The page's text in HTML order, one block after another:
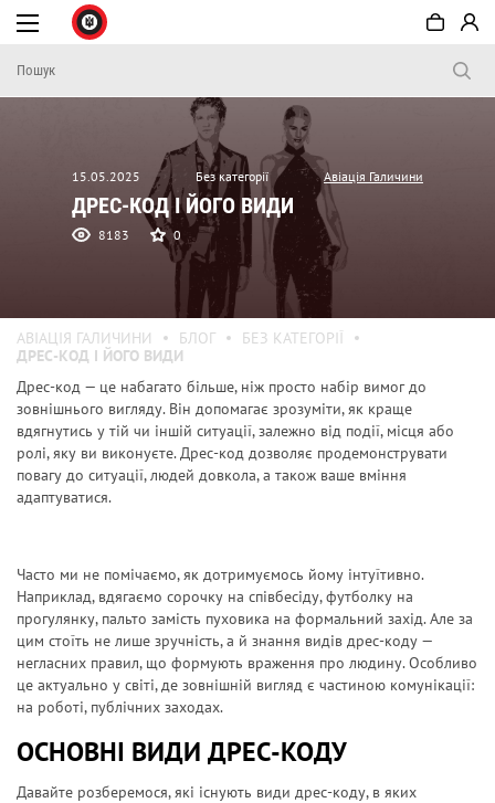
15.05.2025 Без категорії Авіація Галичини
ДРЕС-КОД І ЙОГО ВИДИ
8183 0
АВІАЦІЯ ГАЛИЧИНИ БЛОГ
БЕЗ КАТЕГОРІЇ
ДРЕС-КОД І ЙОГО ВИДИ
Дрес-код — це набагато більше, ніж просто набір вимог до
зовнішнього вигляду. Він допомагає зрозуміти, як краще
вдягнутись у тій чи іншій ситуації, залежно від події, місця або
ролі, яку ви виконуєте. Дрес-код дозволяє продемонструвати
повагу до ситуації, людей довкола, а також ваше вміння
адаптуватися.
Часто ми не помічаємо, як дотримуємось йому інтуїтивно.
Наприклад, вдягаємо сорочку на співбесіду, футболку на
прогулянку, пальто замість пуховика на формальний захід. Але за
цим стоїть не лише зручність, а й знання видів дрес-коду —
негласних правил, що формують враження про людину. Особливо
це актуально у світі, де зовнішній вигляд є частиною комунікації:
на роботі, публічних заходах.
ОСНОВНІ ВИДИ ДРЕС-КОДУ
Давайте розберемося, які існують види дрес-коду, в яких